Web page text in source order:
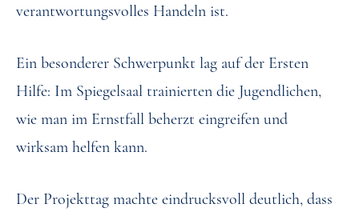
verantwortungsvolles Handeln ist.
Ein besonderer Schwerpunkt lag auf der Ersten
Hilfe: Im Spiegelsaal trainierten die Jugendlichen,
wie man im Ernstfall beherzt eingreifen und
wirksam helfen kann.
Der Projekttag machte eindrucksvoll deutlich, dass